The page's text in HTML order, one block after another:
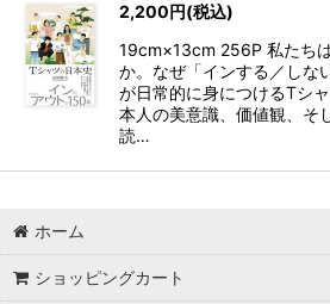
2,200円(税込)
19cm×13cm 256P 私たち
か。なぜ「インする／しな
が日常的に身につけるTシ
本人の美意識、価値観、そ
読…
ホーム
ショッピングカート